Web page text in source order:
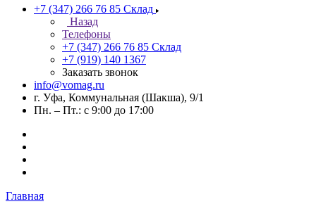
+7 (347) 266 76 85 Склад
Назад
Телефоны
+7 (347) 266 76 85 Склад
+7 (919) 140 1367
Заказать звонок
info@vomag.ru
г. Уфа, Коммунальная (Шакша), 9/1
Пн. – Пт.: с 9:00 до 17:00
Главная